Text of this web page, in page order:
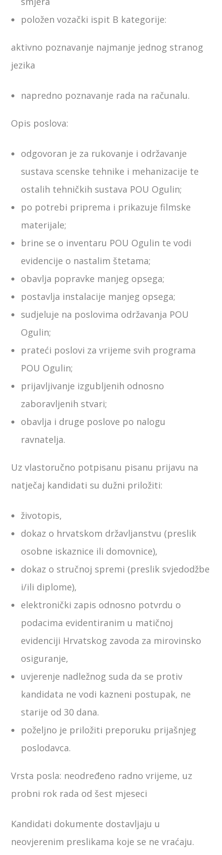
položen vozački ispit B kategorije:
aktivno poznavanje najmanje jednog stranog
jezika
napredno poznavanje rada na računalu.
Opis poslova:
odgovoran je za rukovanje i održavanje
sustava scenske tehnike i mehanizacije te
ostalih tehničkih sustava POU Ogulin;
po potrebi priprema i prikazuje filmske
materijale;
brine se o inventaru POU Ogulin te vodi
evidencije o nastalim štetama;
obavlja popravke manjeg opsega;
postavlja instalacije manjeg opsega;
sudjeluje na poslovima održavanja POU
Ogulin;
prateći poslovi za vrijeme svih programa
POU Ogulin;
prijavljivanje izgubljenih odnosno
zaboravljenih stvari;
obavlja i druge poslove po nalogu
ravnatelja.
Uz vlastoručno potpisanu pisanu prijavu na
natječaj kandidati su dužni priložiti:
životopis,
dokaz o hrvatskom državljanstvu (preslik
osobne iskaznice ili domovnice),
dokaz o stručnoj spremi (preslik svjedodžbe
i/ili diplome),
elektronički zapis odnosno potvrdu o
podacima evidentiranim u matičnoj
evidenciji Hrvatskog zavoda za mirovinsko
osiguranje,
uvjerenje nadležnog suda da se protiv
kandidata ne vodi kazneni postupak, ne
starije od 30 dana.
poželjno je priložiti preporuku prijašnjeg
poslodavca.
Vrsta posla: neodređeno radno vrijeme, uz
probni rok rada od šest mjeseci
Kandidati dokumente dostavljaju u
neovjerenim preslikama koje se ne vraćaju.